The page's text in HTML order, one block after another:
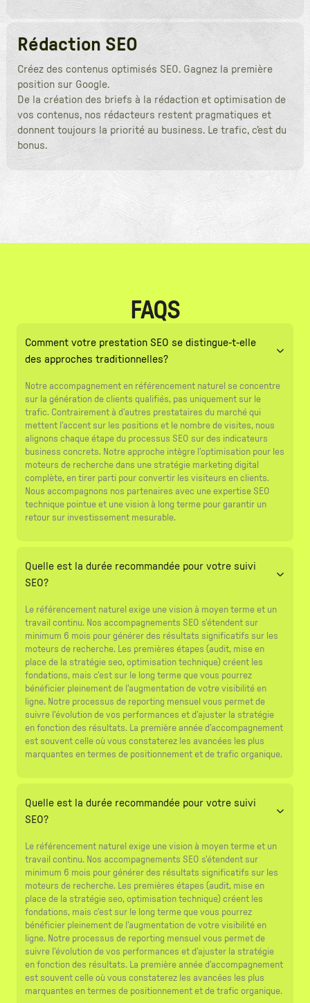
Rédaction SEO
Créez des contenus optimisés SEO. Gagnez la première
position sur Google.
De la création des briefs à la rédaction et optimisation de
vos contenus, nos rédacteurs restent pragmatiques et
donnent toujours la priorité au business. Le trafic, c’est du
bonus.
FAQS
Comment votre prestation SEO se distingue-t-elle
des approches traditionnelles?
Notre accompagnement en référencement naturel se concentre
sur la génération de clients qualifiés, pas uniquement sur le
trafic. Contrairement à d'autres prestataires du marché qui
mettent l'accent sur les positions et le nombre de visites, nous
alignons chaque étape du processus SEO sur des indicateurs
business concrets. Notre approche intègre l'optimisation pour les
moteurs de recherche dans une stratégie marketing digital
complète, en tirer parti pour convertir les visiteurs en clients.
Nous accompagnons nos partenaires avec une expertise SEO
technique pointue et une vision à long terme pour garantir un
retour sur investissement mesurable.
Quelle est la durée recommandée pour votre suivi
SEO?
Le référencement naturel exige une vision à moyen terme et un
travail continu. Nos accompagnements SEO s'étendent sur
minimum 6 mois pour générer des résultats significatifs sur les
moteurs de recherche. Les premières étapes (audit, mise en
place de la stratégie seo, optimisation technique) créent les
fondations, mais c'est sur le long terme que vous pourrez
bénéficier pleinement de l'augmentation de votre visibilité en
ligne. Notre processus de reporting mensuel vous permet de
suivre l'évolution de vos performances et d'ajuster la stratégie
en fonction des résultats. La première année d'accompagnement
est souvent celle où vous constaterez les avancées les plus
marquantes en termes de positionnement et de trafic organique.
Quelle est la durée recommandée pour votre suivi
SEO?
Le référencement naturel exige une vision à moyen terme et un
travail continu. Nos accompagnements SEO s'étendent sur
minimum 6 mois pour générer des résultats significatifs sur les
moteurs de recherche. Les premières étapes (audit, mise en
place de la stratégie seo, optimisation technique) créent les
fondations, mais c'est sur le long terme que vous pourrez
bénéficier pleinement de l'augmentation de votre visibilité en
ligne. Notre processus de reporting mensuel vous permet de
suivre l'évolution de vos performances et d'ajuster la stratégie
en fonction des résultats. La première année d'accompagnement
est souvent celle où vous constaterez les avancées les plus
marquantes en termes de positionnement et de trafic organique.